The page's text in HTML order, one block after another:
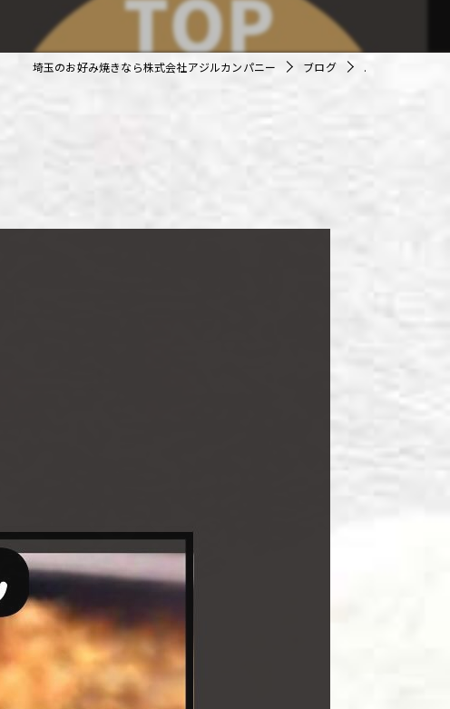
埼玉のお好み焼きなら株式会社アジルカンパニー ブログ .